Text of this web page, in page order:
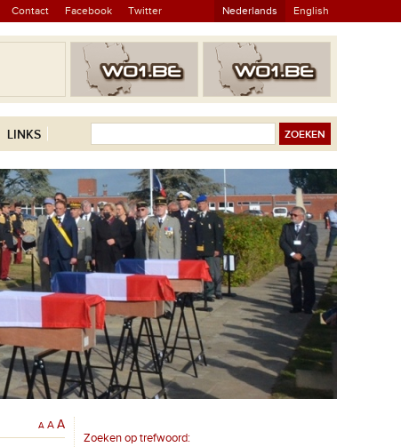
Contact Facebook Twitter Nederlands English
LINKS
A A A
Zoeken op trefwoord: